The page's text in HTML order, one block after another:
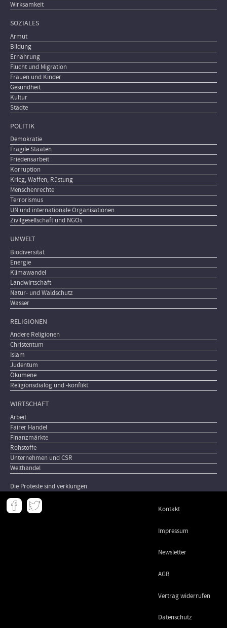
Wirksamkeit
SOZIALES
Armut
Bildung
Ernährung
Flucht und Migration
Frauen und Kinder
Gesundheit
Kultur
Städte
POLITIK
Demokratie
Fragile Staaten
Friedensarbeit
Korruption
Krieg, Waffen, Rüstung
Menschenrechte
Terrorismus
UN und internationale Organisationen
Zivilgesellschaft und NGOs
UMWELT
Biodiversität
Energie
Klimawandel
Landwirtschaft
Natur- und Waldschutz
Wasser
RELIGIONEN
Andere Religionen
Christentum
Islam
Judentum
Ökumene
Religionsdialog und -konflikt
WIRTSCHAFT
Arbeit
Fairer Handel
Finanzmärkte
Rohstoffe
Unternehmen und CSR
Welthandel
Die Proteste sind verklungen
Meta
- Kontakt
Impressum
Newsletter
AGB
Vertrag widerrufen
Datenschutz